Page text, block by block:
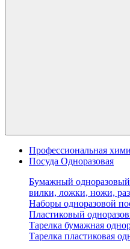
Профессиональная
Посуда Одноразовая
Бумажный одноразовый
вилки, ложки, ножи,
Наборы одноразовой
Пластиковый
Тарелка бумажная
Тарелка пластиковая